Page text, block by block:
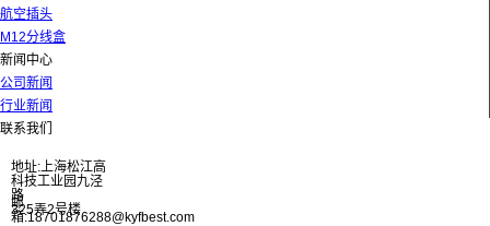
航空插头
M12分线盒
新闻中心
公司新闻
行业新闻
联系我们
地址:上海松江高
科技工业园九泾
路
325弄2号楼
邮
箱:18701876288@kyfbest.com